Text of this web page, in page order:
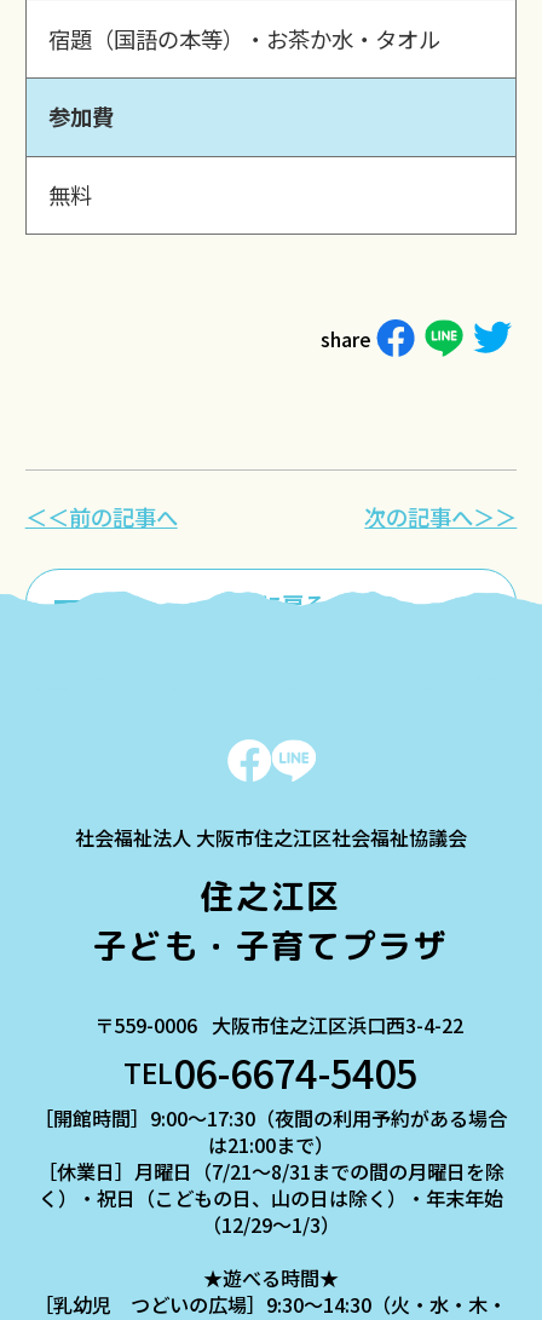
宿題（国語の本等）・お茶か水・タオル
参加費
無料
share
＜＜前の記事へ
一覧に戻る
次の記事へ＞＞
社会福祉法人 大阪市住之江区社会福祉協議会
住之江区
子ども・子育てプラザ
〒559-0006 大阪市住之江区浜口西3-4-22
TEL06-6674-5405
［開館時間］9:00～17:30（夜間の利用予約がある場合
は21:00まで）
［休業日］月曜日（7/21～8/31までの間の月曜日を除
く）・祝日（こどもの日、山の日は除く）・年末年始
（12/29～1/3）
★遊べる時間★
［乳幼児 つどいの広場］9:30～14:30（火・水・木・